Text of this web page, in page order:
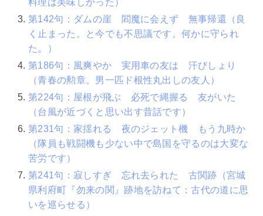
料理は美味しかった）
第142句：ダムの崖 閻魔に会えず 無事帰還（良
く止まった。と今でも不思議です。何かに守られ
た。）
第186句：風爽やか 実用車の友は 汗びしょり
（青春の勲章。男一匹ド根性丸出しの友人）
第224句：屋根が飛ぶ 必死で縄握る 友がいた
（台風が近づくと思い出す昔話です）
第231句：家揺れる 夜のジェット機 もう九時か
（隊員も戦闘機も少ない中で島国を守るのは大変な
苦労です）
第241句：寂しすぎ 忘れ去られた 古関跡（宮城
県利府町『勿来の関』跡地を訪ねて：古代の道に思
いを巡らせる）